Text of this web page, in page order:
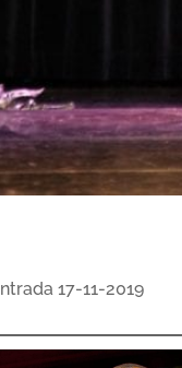
Intrada 17-11-2019